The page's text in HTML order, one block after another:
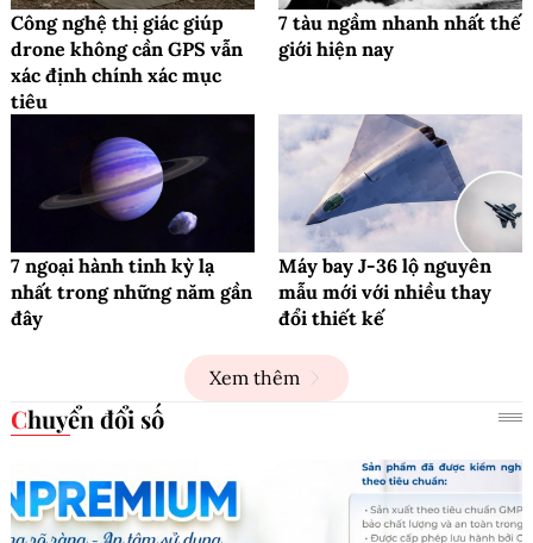
Công nghệ thị giác giúp
drone không cần GPS vẫn
xác định chính xác mục
tiêu
7 tàu ngầm nhanh nhất thế
giới hiện nay
7 ngoại hành tinh kỳ lạ
nhất trong những năm gần
đây
Máy bay J-36 lộ nguyên
mẫu mới với nhiều thay
đổi thiết kế
Xem thêm
Chuyển đổi số